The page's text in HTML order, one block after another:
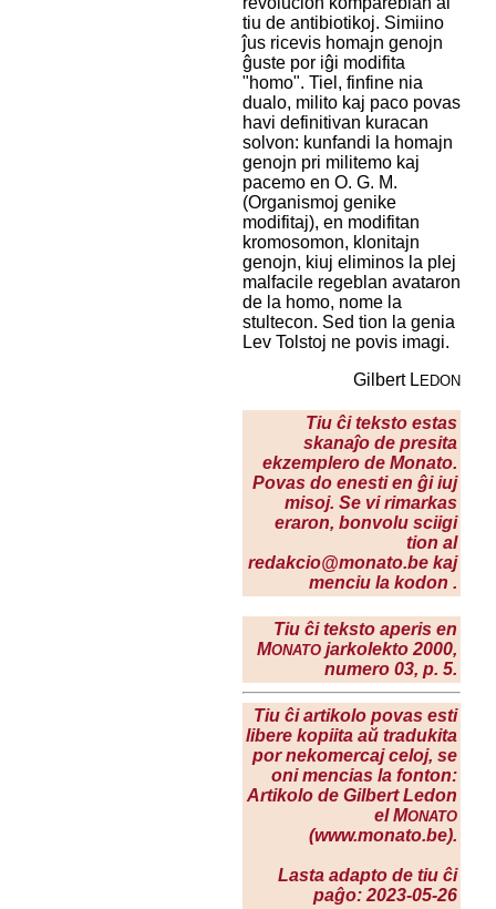
tiu de antibiotikoj. Simiino
ĵus ricevis homajn genojn
ĝuste por iĝi modifita
"homo". Tiel, finfine nia
dualo, milito kaj paco povas
havi definitivan kuracan
solvon: kunfandi la homajn
genojn pri militemo kaj
pacemo en O. G. M.
(Organismoj genike
modifitaj), en modifitan
kromosomon, klonitajn
genojn, kiuj eliminos la plej
malfacile regeblan avataron
de la homo, nome la
stultecon. Sed tion la genia
Lev Tolstoj ne povis imagi.
Gilbert LEDON
Tiu ĉi teksto estas
skanaĵo de presita
ekzemplero de Monato.
Povas do enesti en ĝi iuj
misoj. Se vi rimarkas
eraron, bonvolu sciigi
tion al
redakcio@monato.be kaj
menciu la kodon .
Tiu ĉi teksto aperis en
MONATOjarkolekto 2000,
numero 03, p. 5.
Tiu ĉi artikolo povas esti
libere kopiita aŭ tradukita
por nekomercaj celoj, se
oni mencias la fonton:
Artikolo de Gilbert Ledon
el MONATO
(www.monato.be).
Lasta adapto de tiu ĉi
paĝo: 2023-05-26